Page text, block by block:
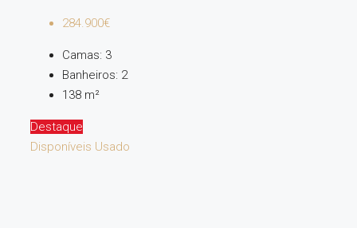
284.900€
Camas: 3
Banheiros: 2
138 m²
Destaque
Disponíveis Usado